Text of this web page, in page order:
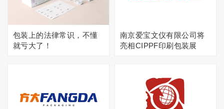
包装上的法律常识，不懂
就亏大了！
南京爱宝文仪有限公司将
亮相CIPPF印刷包装展